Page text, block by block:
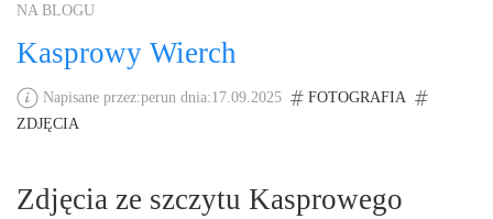
NA BLOGU
Kasprowy Wierch
Napisane przez:perun dnia:17.09.2025
FOTOGRAFIA
ZDJĘCIA
Zdjęcia ze szczytu Kasprowego